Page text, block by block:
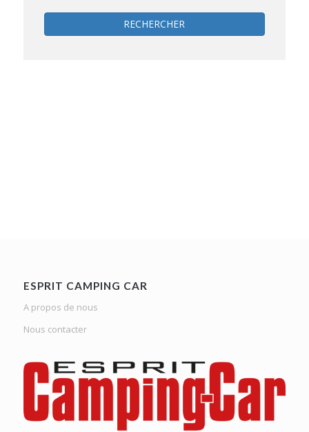
RECHERCHER
ESPRIT CAMPING CAR
A propos de nous
Nous contacter